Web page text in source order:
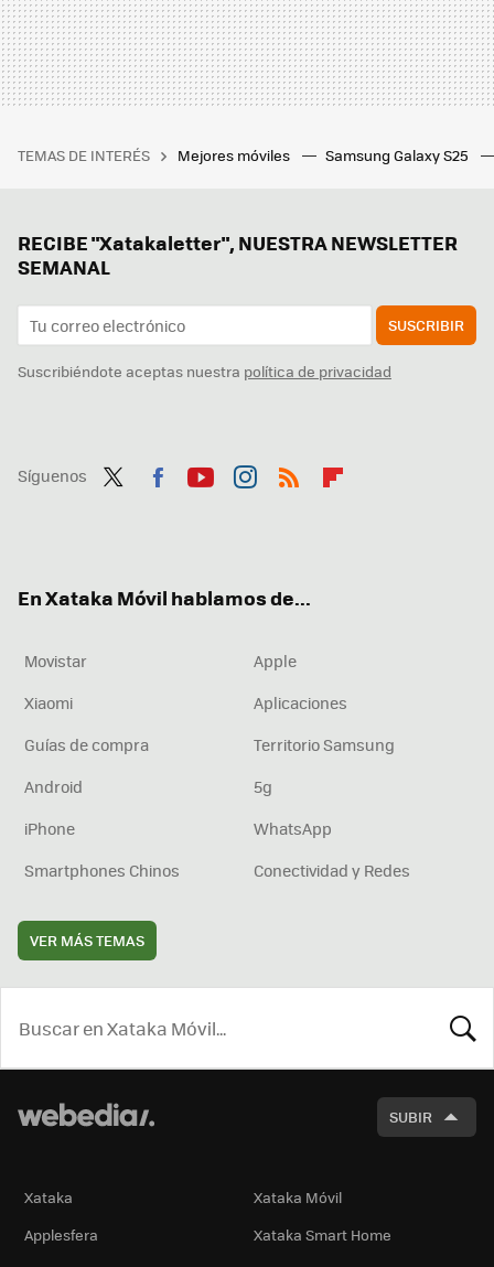
TEMAS DE INTERÉS Mejores móviles Samsung Galaxy S25
RECIBE "Xatakaletter", NUESTRA NEWSLETTER
SEMANAL
SUSCRIBIR
Suscribiéndote aceptas nuestra política de privacidad
Síguenos
En Xataka Móvil hablamos de...
Movistar
Apple
Xiaomi
Aplicaciones
Guías de compra
Territorio Samsung
Android
5g
iPhone
WhatsApp
Smartphones Chinos
Conectividad y Redes
VER MÁS TEMAS
SUBIR
Xataka
Xataka Móvil
Applesfera
Xataka Smart Home